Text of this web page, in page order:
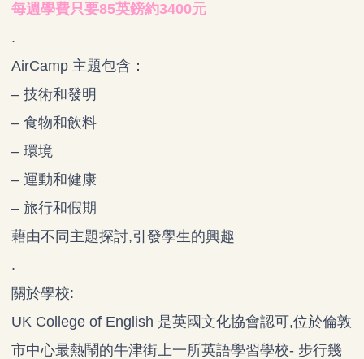
每週學費只要85英鎊約3400元
.
AirCamp 主題包含：
– 技術和發明
– 食物和飲料
– 環境
– 運動和健康
– 旅行和假期
藉由不同主題探討,引發學生的興趣
.
關於學校:
UK College of English 是英國文化協會認可,位於倫敦
市中心最熱鬧的牛津街上一所英語學習學校- 步行幾